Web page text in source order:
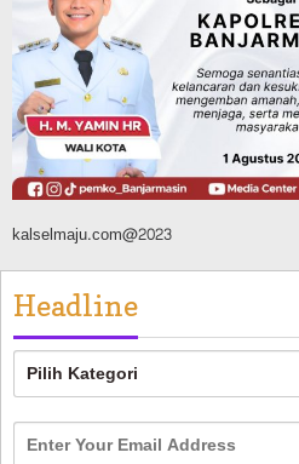
Silaturahmi ke DPRD
AKBP Arif Mansyur
Keamanan Daerah
Agustus 6, 2026
kalselmaju.com@2023
Headline
Headline